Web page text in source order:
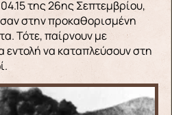
της 26ης Σεπτεμβρίου,
στην προκαθορισμένη
Τότε, παίρνουν με
να καταπλεύσουν στη